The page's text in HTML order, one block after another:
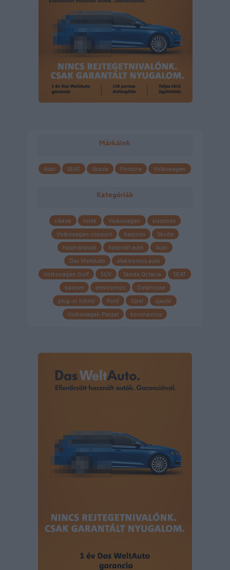
Márkáink
Audi SEAT Skoda Porsche Volkswagen
Kategóriák
cikkek hirek Volkswagen
kisszines
Volkswagen-csoport
hasznos
Skoda
használtautó
használt autó
Audi
Das WeltAuto
elektromos autó
Volkswagen Golf
SUV Skoda Octavia
SEAT
baleset
elektromos
Datahouse
plug-in hibrid
Ford Opel
újautó
Volkswagen Passat
koronavírus